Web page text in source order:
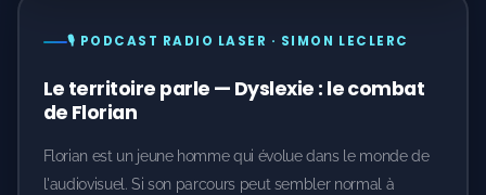
🎙️ PODCAST RADIO LASER · SIMON LECLERC
Le territoire parle — Dyslexie : le combat
de Florian
Florian est un jeune homme qui évolue dans le monde de
l'audiovisuel. Si son parcours peut sembler normal à